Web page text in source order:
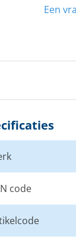
Een
code